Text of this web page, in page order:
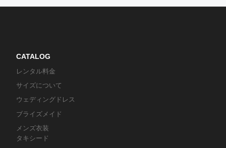
CATALOG
レンタル料金
サイズについて
ウェディングドレス
ブライズメイド
メンズ衣装
タキシード